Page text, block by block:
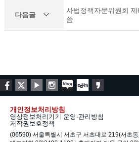
다음글
사법정책자문위원회
씀
개인정보처리방침
영상정보처리기기 운영·관리방침
저작권보호정책
(06590) 서울특별시 서초구 서초대로 219(서초